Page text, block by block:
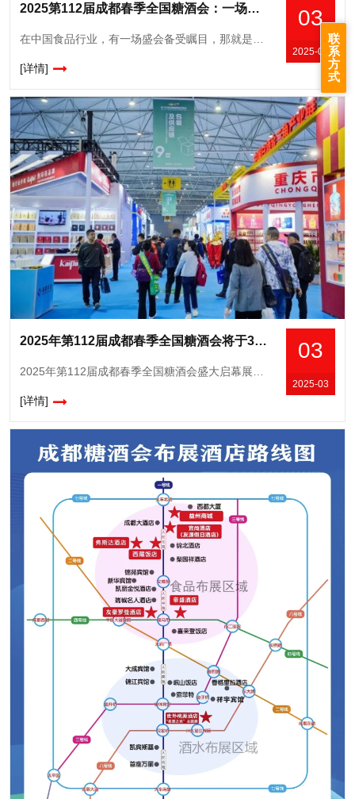
03
2025-03
2025第112届成都春季全国糖酒会：一场味觉与商业的盛宴
[详情]
03
2025-03
2025年第112届成都春季全国糖酒会将于3月25-27日盛大启幕
2025年第112届成都春季全国糖酒会盛大启幕展位概况：规模创历史新高，双馆联动赋能行业2025年第112届成都春季全国糖酒会将于3月25日至27日在中国西部国际博览城（食品类）与成都世纪城新国际会展
[详情]
联
系
方
式